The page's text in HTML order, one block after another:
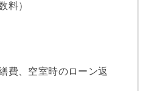
料）
費、空室時のローン返